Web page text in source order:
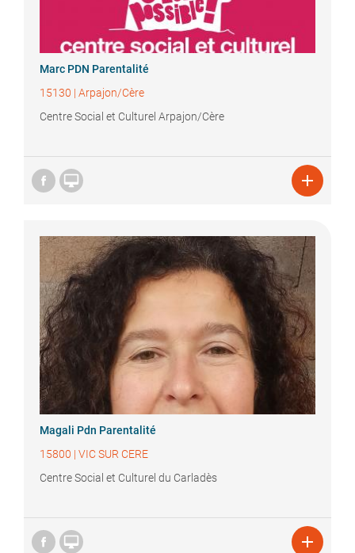
Marc PDN Parentalité
15130 | Arpajon/Cère
Centre Social et Culturel Arpajon/Cère
 
Magali Pdn Parentalité
15800 | VIC SUR CERE
Centre Social et Culturel du Carladès
 